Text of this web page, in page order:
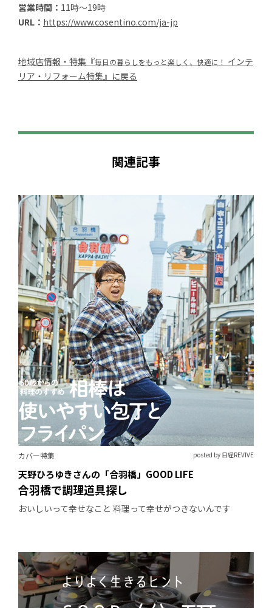
営業時間： 11時～19時
URL： https://www.cosentino.com/ja-jp
地域店情報・特集『毎日の暮らしをもっと楽しく、快適に！ インテ
リア・リフォーム特集』に戻る
関連記事
カバー特集 posted by 日経REVIVE
天野ひろゆきさんの「合羽橋」GOOD LIFE
合羽橋で調理道具探し
おいしいって幸せなこと 料理って幸せがつきないんです